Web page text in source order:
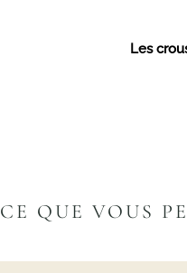
Les
CE QUE VOUS